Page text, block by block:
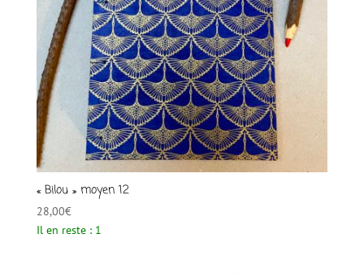
« Bilou » moyen 12
28,00€
Il en reste : 1